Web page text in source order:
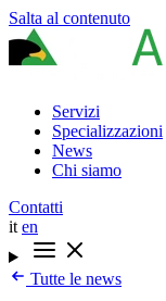
Salta al contenuto
Servizi
Specializzazioni
News
Chi siamo
Contatti
it en
Tutte le news